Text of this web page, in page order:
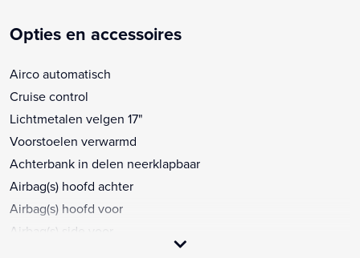
Opties en accessoires
Airco automatisch
Cruise control
Lichtmetalen velgen 17"
Voorstoelen verwarmd
Achterbank in delen neerklapbaar
Airbag(s) hoofd achter
Airbag(s) hoofd voor
Airbag(s) side voor